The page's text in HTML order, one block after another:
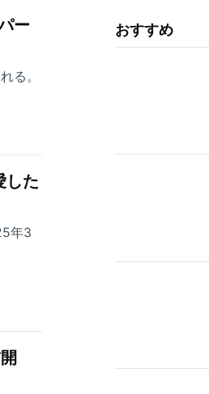
ー
る。
した
年3
おすすめ